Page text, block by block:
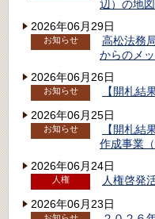
辺）の地
2026年06月29日
お知らせ
高松法務
からのメ
2026年06月26日
お知らせ
【開札結
2026年06月25日
お知らせ
【開札結
作成事業
2026年06月24日
人権
人権啓発
2026年06月23日